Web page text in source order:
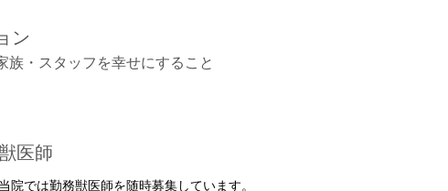
ン
・スタッフを幸せにすること
医師
当院では勤務獣医師を随時募集しています。